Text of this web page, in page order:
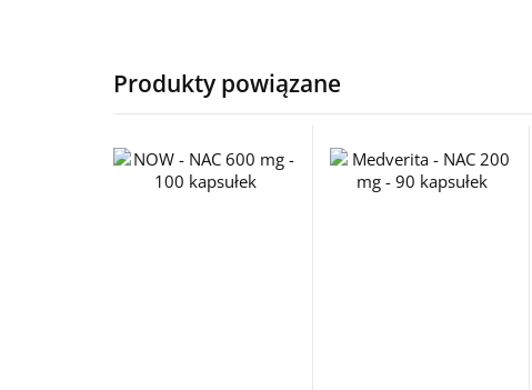
Produkty powiązane